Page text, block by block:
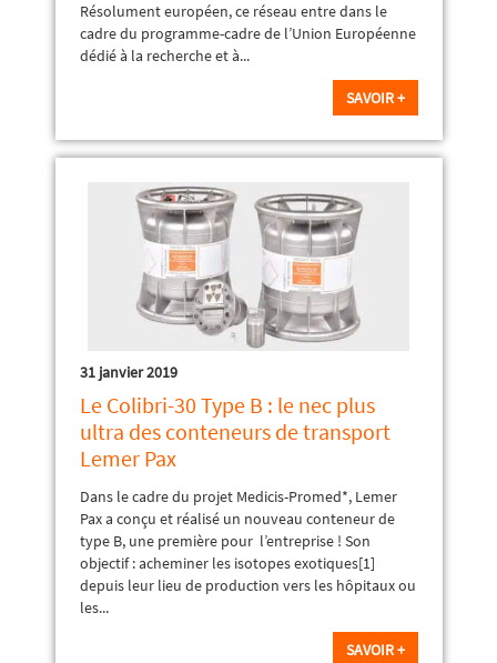
Résolument européen, ce réseau entre dans le
cadre du programme-cadre de l’Union Européenne
dédié à la recherche et à...
SAVOIR +
31 janvier 2019
Le Colibri-30 Type B : le nec plus
ultra des conteneurs de transport
Lemer Pax
Dans le cadre du projet Medicis-Promed*, Lemer
Pax a conçu et réalisé un nouveau conteneur de
type B, une première pour l’entreprise ! Son
objectif : acheminer les isotopes exotiques[1]
depuis leur lieu de production vers les hôpitaux ou
les...
SAVOIR +